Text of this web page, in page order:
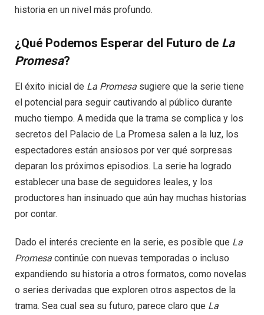
historia en un nivel más profundo.
¿Qué Podemos Esperar del Futuro de La
Promesa?
El éxito inicial de La Promesa sugiere que la serie tiene
el potencial para seguir cautivando al público durante
mucho tiempo. A medida que la trama se complica y los
secretos del Palacio de La Promesa salen a la luz, los
espectadores están ansiosos por ver qué sorpresas
deparan los próximos episodios. La serie ha logrado
establecer una base de seguidores leales, y los
productores han insinuado que aún hay muchas historias
por contar.
Dado el interés creciente en la serie, es posible que La
Promesa continúe con nuevas temporadas o incluso
expandiendo su historia a otros formatos, como novelas
o series derivadas que exploren otros aspectos de la
trama. Sea cual sea su futuro, parece claro que La